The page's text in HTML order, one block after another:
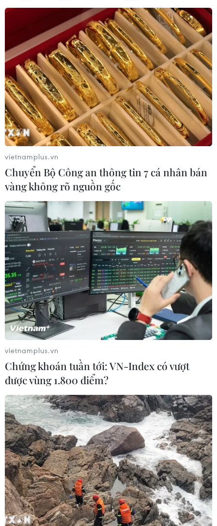
vietnamplus.vn
Chuyển Bộ Công an thông tin 7 cá nhân bán
vàng không rõ nguồn gốc
vietnamplus.vn
Chứng khoán tuần tới: VN-Index có vượt
được vùng 1.800 điểm?